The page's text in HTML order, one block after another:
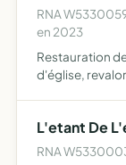
RNA
en 2023
Restauration
d'église,
L'etant De
RNA